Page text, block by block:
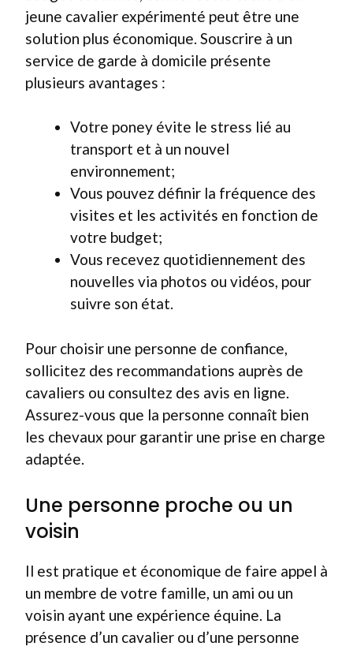
jeune cavalier expérimenté peut être une
solution plus économique. Souscrire à un
service de garde à domicile présente
plusieurs avantages :
Votre poney évite le stress lié au
transport et à un nouvel
environnement;
Vous pouvez définir la fréquence des
visites et les activités en fonction de
votre budget;
Vous recevez quotidiennement des
nouvelles via photos ou vidéos, pour
suivre son état.
Pour choisir une personne de confiance,
sollicitez des recommandations auprès de
cavaliers ou consultez des avis en ligne.
Assurez-vous que la personne connaît bien
les chevaux pour garantir une prise en charge
adaptée.
Une personne proche ou un
voisin
Il est pratique et économique de faire appel à
un membre de votre famille, un ami ou un
voisin ayant une expérience équine. La
présence d’un cavalier ou d’une personne